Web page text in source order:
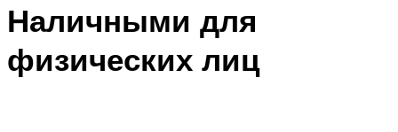
Наличными для
физических лиц